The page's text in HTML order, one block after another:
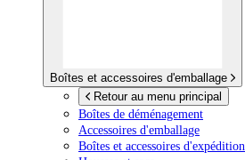
Boîtes et accessoires d'emballage
Retour au menu principal
Boîtes de déménagement
Accessoires d'emballage
Boîtes et accessoires d'expédition